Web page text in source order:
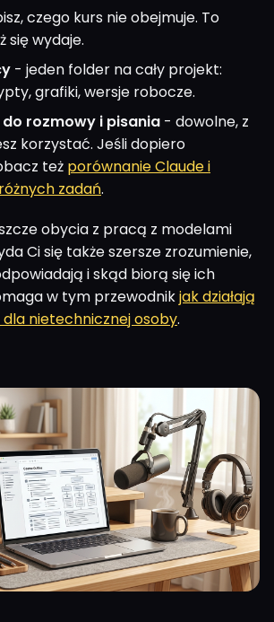
czego kurs nie obejmuje. To
się wydaje.
- jeden folder na cały projekt:
grafiki, wersje robocze.
do rozmowy i pisania - dowolne, z
korzystać. Jeśli dopiero
też porównanie Claude i
zadań.
obycia z pracą z modelami
Ci się także szersze zrozumienie,
i skąd biorą się ich
w tym przewodnikjak działają
nietechnicznej osoby.